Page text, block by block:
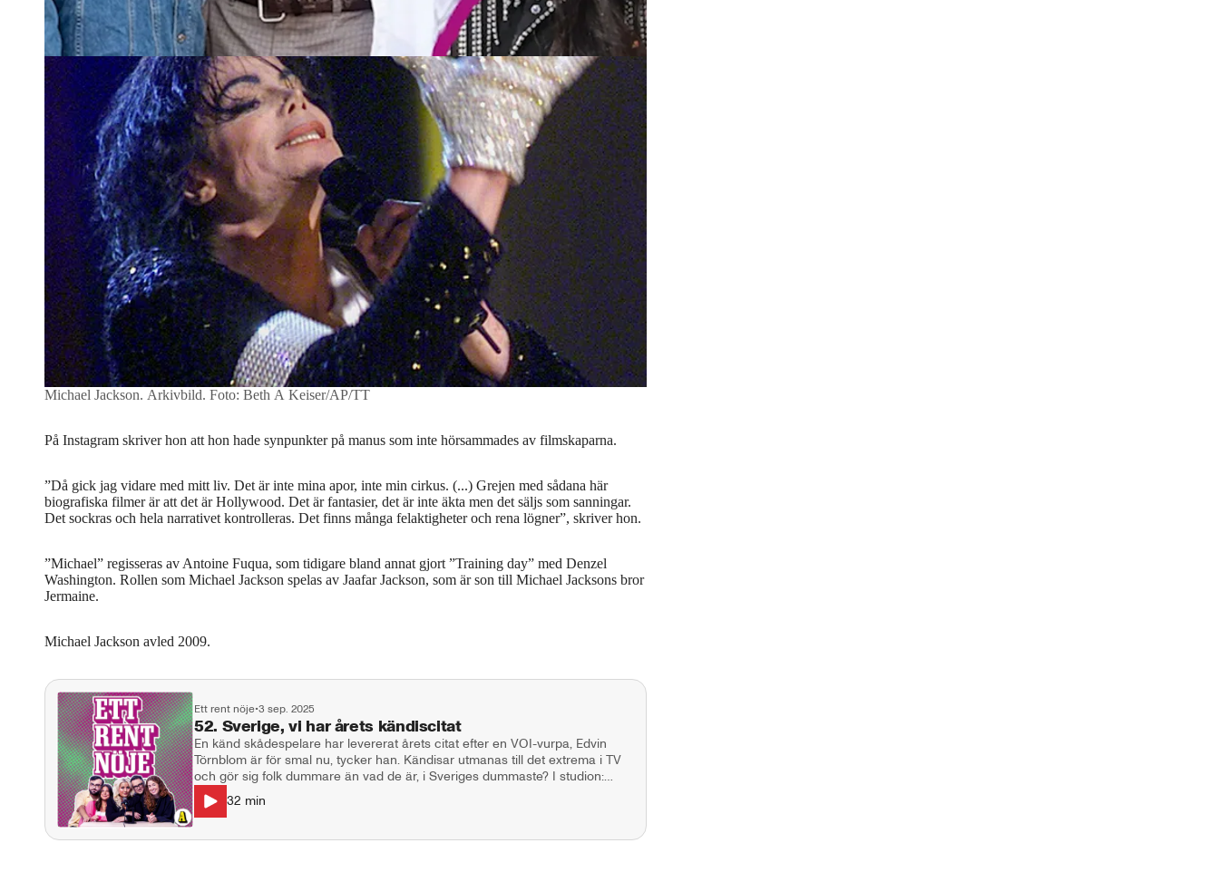
Michael Jackson. Arkivbild. Foto: Beth A Keiser/AP/TT
På Instagram skriver hon att hon hade synpunkter på manus som inte hörsammades av filmskaparna.
”Då gick jag vidare med mitt liv. Det är inte mina apor, inte min cirkus. (...) Grejen med sådana här
biografiska filmer är att det är Hollywood. Det är fantasier, det är inte äkta men det säljs som sanningar.
Det sockras och hela narrativet kontrolleras. Det finns många felaktigheter och rena lögner”, skriver hon.
”Michael” regisseras av Antoine Fuqua, som tidigare bland annat gjort ”Training day” med Denzel
Washington. Rollen som Michael Jackson spelas av Jaafar Jackson, som är son till Michael Jacksons bror
Jermaine.
Michael Jackson avled 2009.
Ett rent nöje•3 sep. 2025
52. Sverige, vi har årets kändiscitat
En känd skådespelare har levererat årets citat efter en VOI-vurpa, Edvin
Törnblom är för smal nu, tycker han. Kändisar utmanas till det extrema i TV
och gör sig folk dummare än vad de är, i Sveriges dummaste? I studion:
Natalie Demirian Genna, Linn Elmervik och Hilda Boman. Producent: Maja
Andersson Kontakt: ettrentnoje@aftonbladet.se
32 min